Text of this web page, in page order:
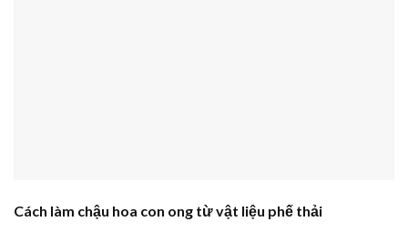
Cách làm chậu hoa con ong từ vật liệu phế thải